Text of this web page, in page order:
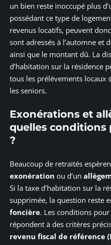
un bien reste inoccupé plus
possédant ce type de
revenus locatifs, peuvent
sont adressés à l’automne et
ainsi que le montant dû. La
d’habitation sur la résidence
tous les prélèvements locaux
les seniors.
Exonérations et
quelles conditions
?
Beaucoup de retraités
exonération ou d’un
Si la taxe d’habitation sur la
supprimée, la question reste
foncière. Les conditions
répondent à des critères
revenu fiscal de référence